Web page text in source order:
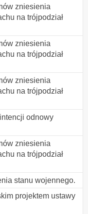
zniesienia
na trójpodział
zniesienia
na trójpodział
zniesienia
na trójpodział
odnowy
zniesienia
na trójpodział
stanu wojennego.
projektem ustawy